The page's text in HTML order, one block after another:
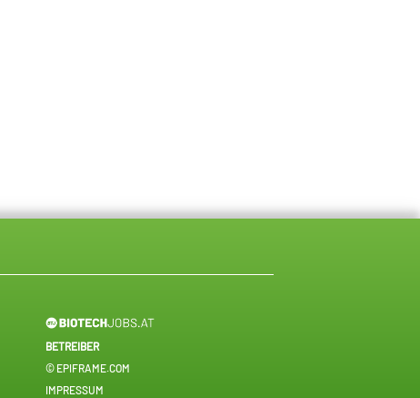
BETREIBER
© EPIFRAME.COM
IMPRESSUM